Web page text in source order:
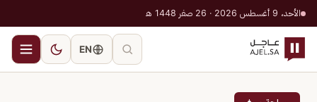
الأحد، 9 أغسطس 2026 · 26 صفر 1448 هـ
EN